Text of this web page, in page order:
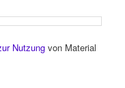
Nutzung von Material